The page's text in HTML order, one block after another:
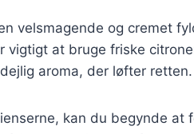
velsmagende og cremet
at bruge friske
aroma, der løfter retten.
kan du begynde